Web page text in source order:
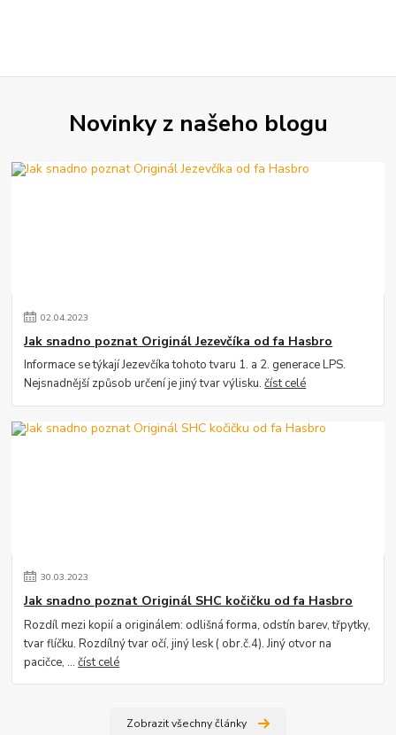
Novinky z našeho blogu
02.04.2023
Jak snadno poznat Originál Jezevčíka od fa Hasbro
Informace se týkají Jezevčíka tohoto tvaru 1. a 2. generace LPS.
Nejsnadnější způsob určení je jiný tvar výlisku.číst celé
30.03.2023
Jak snadno poznat Originál SHC kočičku od fa Hasbro
Rozdíl mezi kopií a originálem: odlišná forma, odstín barev, třpytky,
tvar flíčku. Rozdílný tvar očí, jiný lesk ( obr.č.4). Jiný otvor na
pacičce, ...číst celé
Zobrazit všechny články